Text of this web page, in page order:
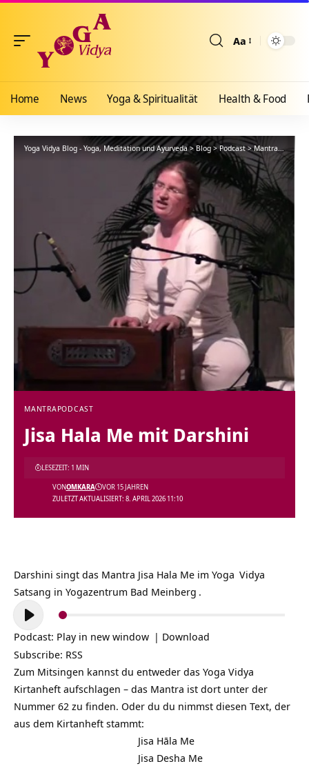
Aa
Home News Yoga & Spiritualität Health & Food
Yoga Vidya Blog - Yoga, Meditation und Ayurveda>Blog>Podcast>Mantra> Jisa
MANTRAPODCAST
Jisa Hala Me mit Darshini
ZULETZT AKTUALISIERT: 8. APRIL 2026 11:10
VONOMKARA VOR 15 JAHREN
LESEZEIT: 1 MIN
Darshini singt das Mantra Jisa Hala Me im Yoga Vidya
Satsang in Yogazentrum Bad Meinberg .
Audio-
Player
Podcast: Play in new window | Download
Subscribe: RSS
Zum Mitsingen kannst du entweder das Yoga Vidya
Kirtanheft aufschlagen – das Mantra ist dort unter der
Nummer 62 zu finden. Oder du du nimmst diesen Text, der
aus dem Kirtanheft stammt:
Jisa Hāla Me
Jisa Desha Me